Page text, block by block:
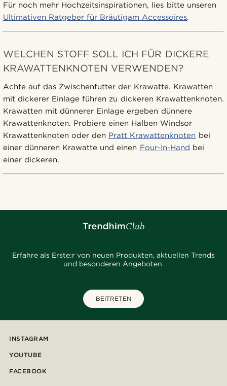
Für noch mehr Hochzeitsinspirationen, lies bitte unseren
Ultimativen Ratgeber für Bräutigam Accessoires.
WELCHEN STOFF SOLL ICH FÜR DICKERE
KRAWATTENKNOTEN VERWENDEN?
Achte auf das Zwischenfutter der Krawatte. Krawatten
mit dickerer Einlage führen zu dickeren Krawattenknoten.
Krawatten mit dünnerer Einlage ergeben dünnere
Krawattenknoten. Probiere einen Halben Windsor
Krawattenknoten oder den Pratt Krawattenknoten bei
einer dünneren Krawatte und einen Four-In-Hand bei
einer dickeren.
Erfahre als Erste:r von neuen Produkten, aktuellen Trends
und besonderen Angeboten.
BEITRETEN
INSTAGRAM
YOUTUBE
FACEBOOK